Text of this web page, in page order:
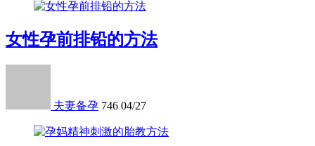
女性孕前排铅的方法
夫妻备孕 746 04/27